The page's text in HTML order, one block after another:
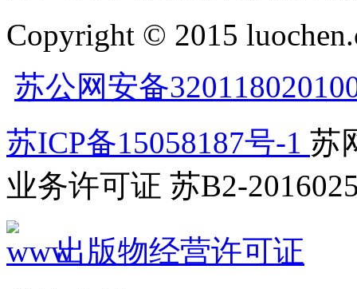
Copyright © 2015
苏公网安备
苏ICP备15058187号-1 苏
业务许可证 苏B2-
出版物经营许可证